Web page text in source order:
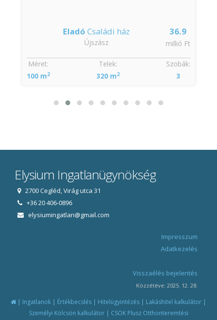
36.9
millió Ft
Eladó Családi ház
Újszász
Szobák:
3
Méret:
100 m2
Telek:
320 m2
Elysium Ingatlanügynökség
2700 Cegléd, Virág utca 31
+36 20 406-0896
elysiumingatlan@gmail.com
Impresszum
Adatkezelés
Visszaélés bejelentés
Közzétéve: 2025. 12. 28.
| Ingatlanok | Értékbecslés | Hitelügyintézés | Lakáshitel kalkulátor |
Személyi Kölcsön kalkulátor| CSOK Plusz Otthonteremtési